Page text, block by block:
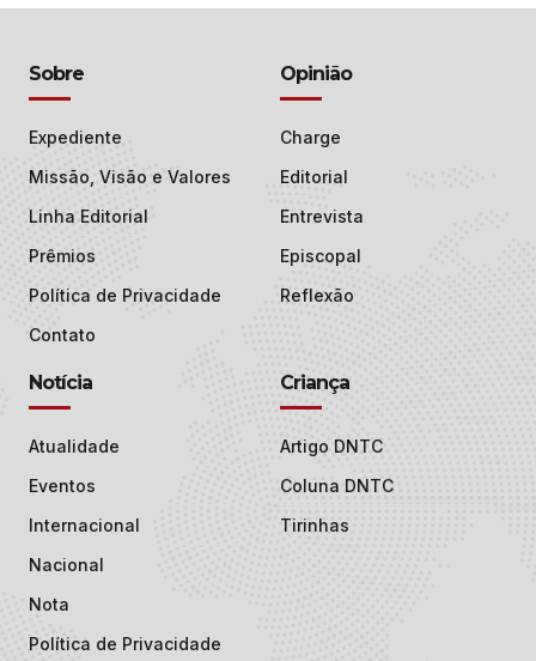
Sobre
Expediente
Missão, Visão e Valores
Linha Editorial
Prêmios
Política de Privacidade
Contato
Opinião
Charge
Editorial
Entrevista
Episcopal
Reflexão
Notícia
Atualidade
Eventos
Internacional
Nacional
Nota
Política de Privacidade
Criança
Artigo DNTC
Coluna DNTC
Tirinhas